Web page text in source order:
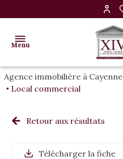
Menu
accueil
vente
maison
maison
Agence immobilière à Cayenne
Local commercial
Retour aux résultats
Télécharger la fiche